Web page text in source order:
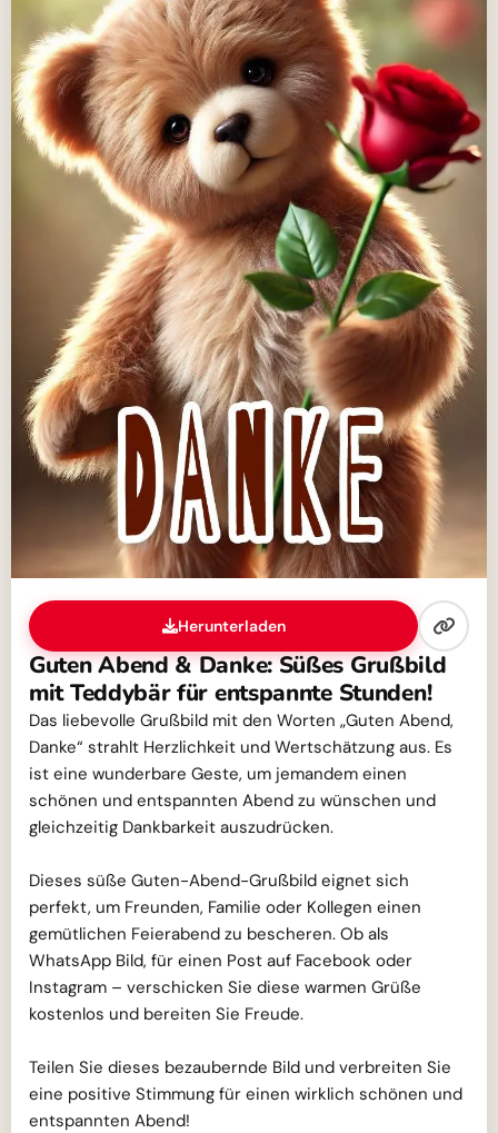
Herunterladen
Guten Abend & Danke: Süßes Grußbild
mit Teddybär für entspannte Stunden!
Das liebevolle Grußbild mit den Worten „Guten Abend,
Danke“ strahlt Herzlichkeit und Wertschätzung aus. Es
ist eine wunderbare Geste, um jemandem einen
schönen und entspannten Abend zu wünschen und
gleichzeitig Dankbarkeit auszudrücken.
Dieses süße Guten-Abend-Grußbild eignet sich
perfekt, um Freunden, Familie oder Kollegen einen
gemütlichen Feierabend zu bescheren. Ob als
WhatsApp Bild, für einen Post auf Facebook oder
Instagram – verschicken Sie diese warmen Grüße
kostenlos und bereiten Sie Freude.
Teilen Sie dieses bezaubernde Bild und verbreiten Sie
eine positive Stimmung für einen wirklich schönen und
entspannten Abend!